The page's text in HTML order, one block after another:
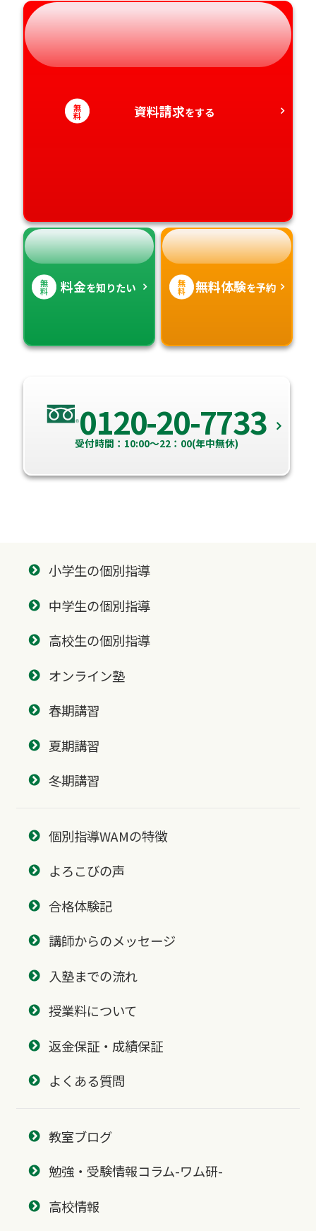
静岡県
和歌山県
徳島県
大分県
無
料 資料請求をする
無
料 料金を知りたい 無
料 無料体験を予約
0120-20-7733
受付時間：10:00～22：00(年中無休)
小学生の個別指導
中学生の個別指導
高校生の個別指導
オンライン塾
春期講習
夏期講習
冬期講習
個別指導WAMの特徴
よろこびの声
合格体験記
講師からのメッセージ
入塾までの流れ
授業料について
返金保証・成績保証
よくある質問
教室ブログ
勉強・受験情報コラム-ワム研-
高校情報